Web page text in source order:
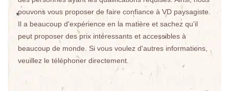
pouvons vous proposer de faire confiance à VD paysagiste.
Il a beaucoup d'expérience en la matière et sachez qu'il
peut proposer des prix intéressants et accessibles à
beaucoup de monde. Si vous voulez d'autres informations,
veuillez le téléphoner directement.